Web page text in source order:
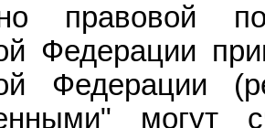
правовой
Федерации
Федерации
могут